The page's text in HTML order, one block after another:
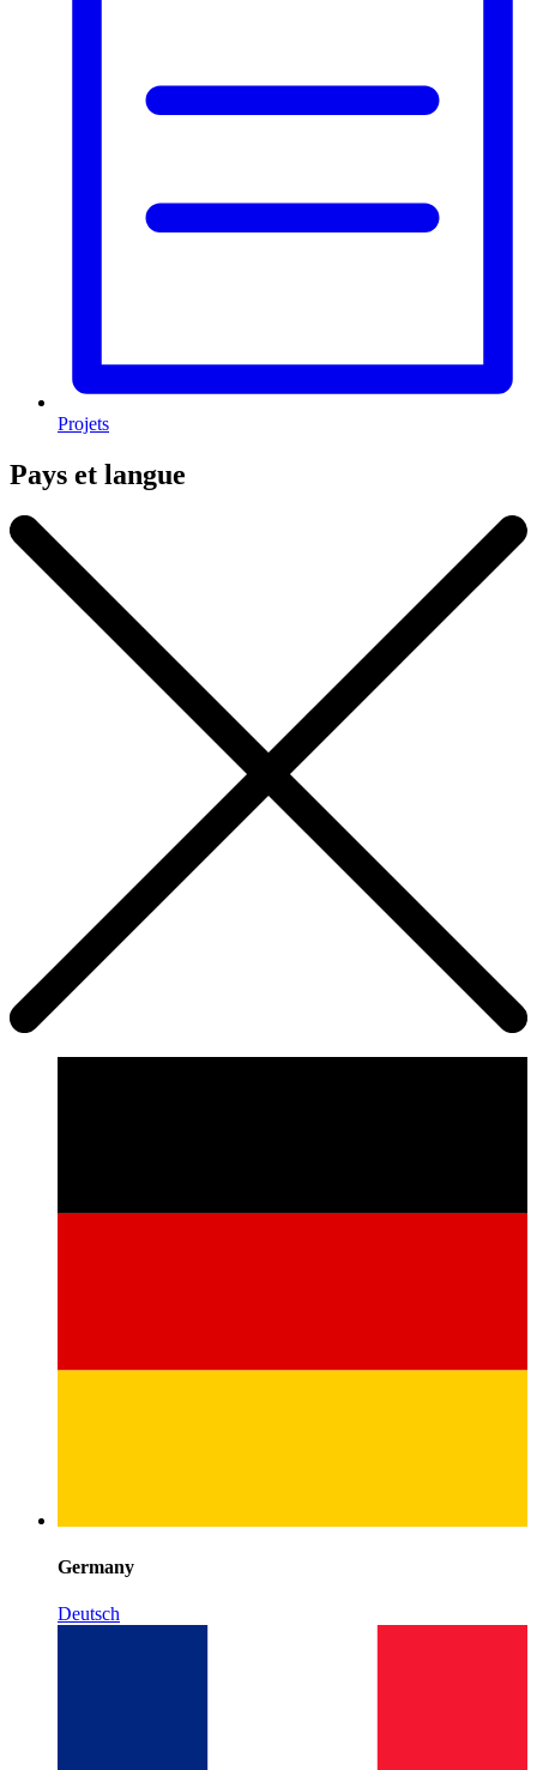
Projets
Pays et langue
Germany
Deutsch